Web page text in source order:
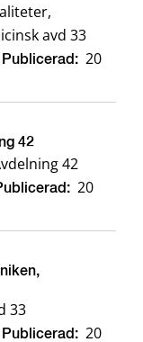
avd 33
Publicerad: 20
42
42
20
33
Publicerad: 20